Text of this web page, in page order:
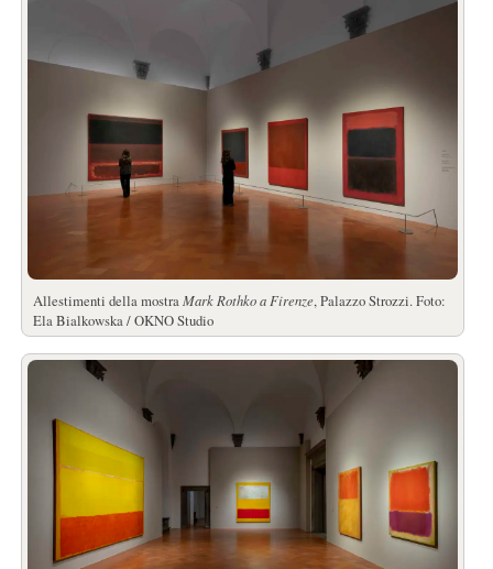
Allestimenti della mostraMark Rothko a Firenze, Palazzo Strozzi. Foto:
Ela Bialkowska / OKNO Studio